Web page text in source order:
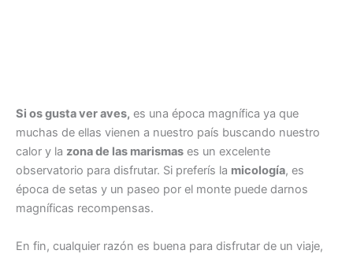
Si os gusta ver aves, es una época magnífica ya que
muchas de ellas vienen a nuestro país buscando nuestro
calor y la zona de las marismas es un excelente
observatorio para disfrutar. Si preferís la micología, es
época de setas y un paseo por el monte puede darnos
magníficas recompensas.
En fin, cualquier razón es buena para disfrutar de un viaje,